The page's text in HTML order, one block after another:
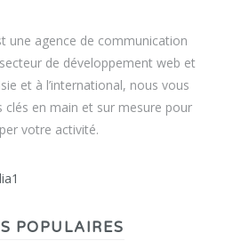
une agence de communication
de développement web et
et à l’international, nous vous
en main et sur mesure pour
votre activité.
POPULAIRES